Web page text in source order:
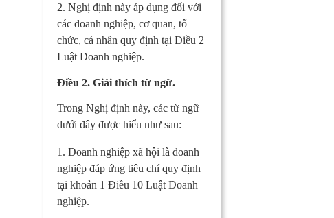
2. Nghị định này áp dụng đối với
các doanh nghiệp, cơ quan, tổ
chức, cá nhân quy định tại Điều 2
Luật Doanh nghiệp.
Điều 2. Giải thích từ ngữ.
Trong Nghị định này, các từ ngữ
dưới đây được hiểu như sau:
1. Doanh nghiệp xã hội là doanh
nghiệp đáp ứng tiêu chí quy định
tại khoản 1 Điều 10 Luật Doanh
nghiệp.